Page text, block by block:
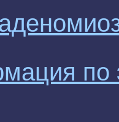
по